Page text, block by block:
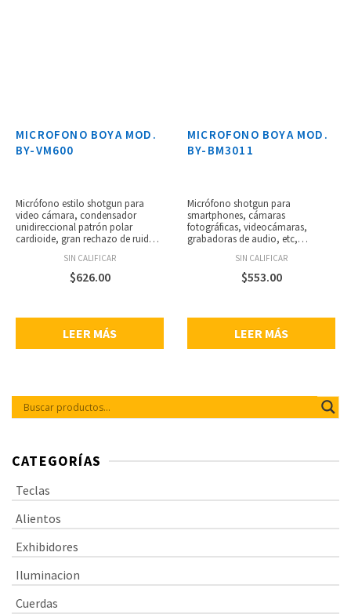
MICROFONO BOYA MOD.
BY-VM600
Micrófono estilo shotgun para
video cámara, condensador
unidireccional patrón polar
cardioide, gran rechazo de ruido
premium para un audio de gran
calidad, diseño motorizado que
maximiza la calidad del sonido,
deseadas en el micrófono.
SIN CALIFICAR
$626.00
LEER MÁS
MICROFONO BOYA MOD.
BY-BM3011
Micrófono shotgun para
smartphones, cámaras
fotográficas, videocámaras,
grabadoras de audio, etc,
direccional compacto, patrón
polar cardioide, mayor relación
señal a ruido, shockmount
salida 3.5 mm mini plug, espuma
antiviento y antipop de piel
SIN CALIFICAR
$553.00
LEER MÁS
CATEGORÍAS
Teclas
Alientos
Exhibidores
Iluminacion
Cuerdas